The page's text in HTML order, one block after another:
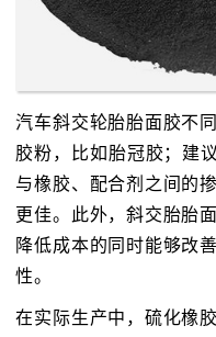
汽车斜交轮胎胎面胶不
胶粉，比如胎冠胶；建
与橡胶、配合剂之间的
更佳。此外，斜交胎胎
降低成本的同时能够改
性。
在实际生产中，硫化橡